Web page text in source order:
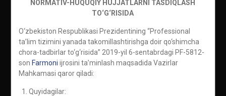
NORMATIV-HUQUQIY HUJJATLARNI TASDIQLASH
TO‘G‘RISIDA
O‘zbekiston Respublikasi Prezidentining “Professional
ta’lim tizimini yanada takomillashtirishga doir qo‘shimcha
chora-tadbirlar to‘g‘risida” 2019-yil 6-sentabrdagi PF-5812-
son Farmoni ijrosini ta’minlash maqsadida Vazirlar
Mahkamasi qaror qiladi:
Quyidagilar: